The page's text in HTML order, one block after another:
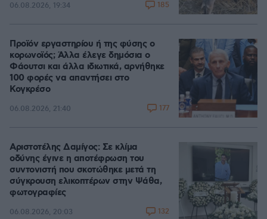
06.08.2026, 19:34 185
Προϊόν εργαστηρίου ή της φύσης ο
κορωνοϊός; Άλλα έλεγε δημόσια ο
Φάουτσι και άλλα ιδιωτικά, αρνήθηκε
100 φορές να απαντήσει στο
Κογκρέσο
06.08.2026, 21:40 177
Αριστοτέλης Δαμίγος: Σε κλίμα
οδύνης έγινε η αποτέφρωση του
συντονιστή που σκοτώθηκε μετά τη
σύγκρουση ελικοπτέρων στην Ψάθα,
φωτογραφίες
06.08.2026, 20:03 132